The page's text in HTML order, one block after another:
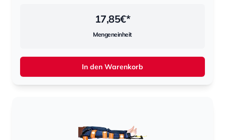
17,85€*
Mengeneinheit
In den Warenkorb